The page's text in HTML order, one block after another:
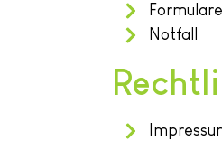
Formulare
Notfall